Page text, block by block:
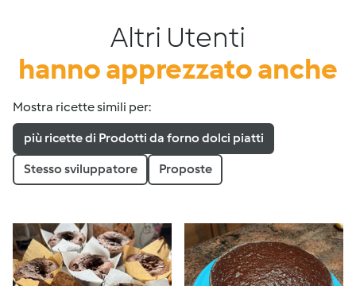
Altri Utenti
hanno apprezzato anche
Mostra ricette simili per:
più ricette di Prodotti da forno dolci piatti
Stesso sviluppatore Proposte